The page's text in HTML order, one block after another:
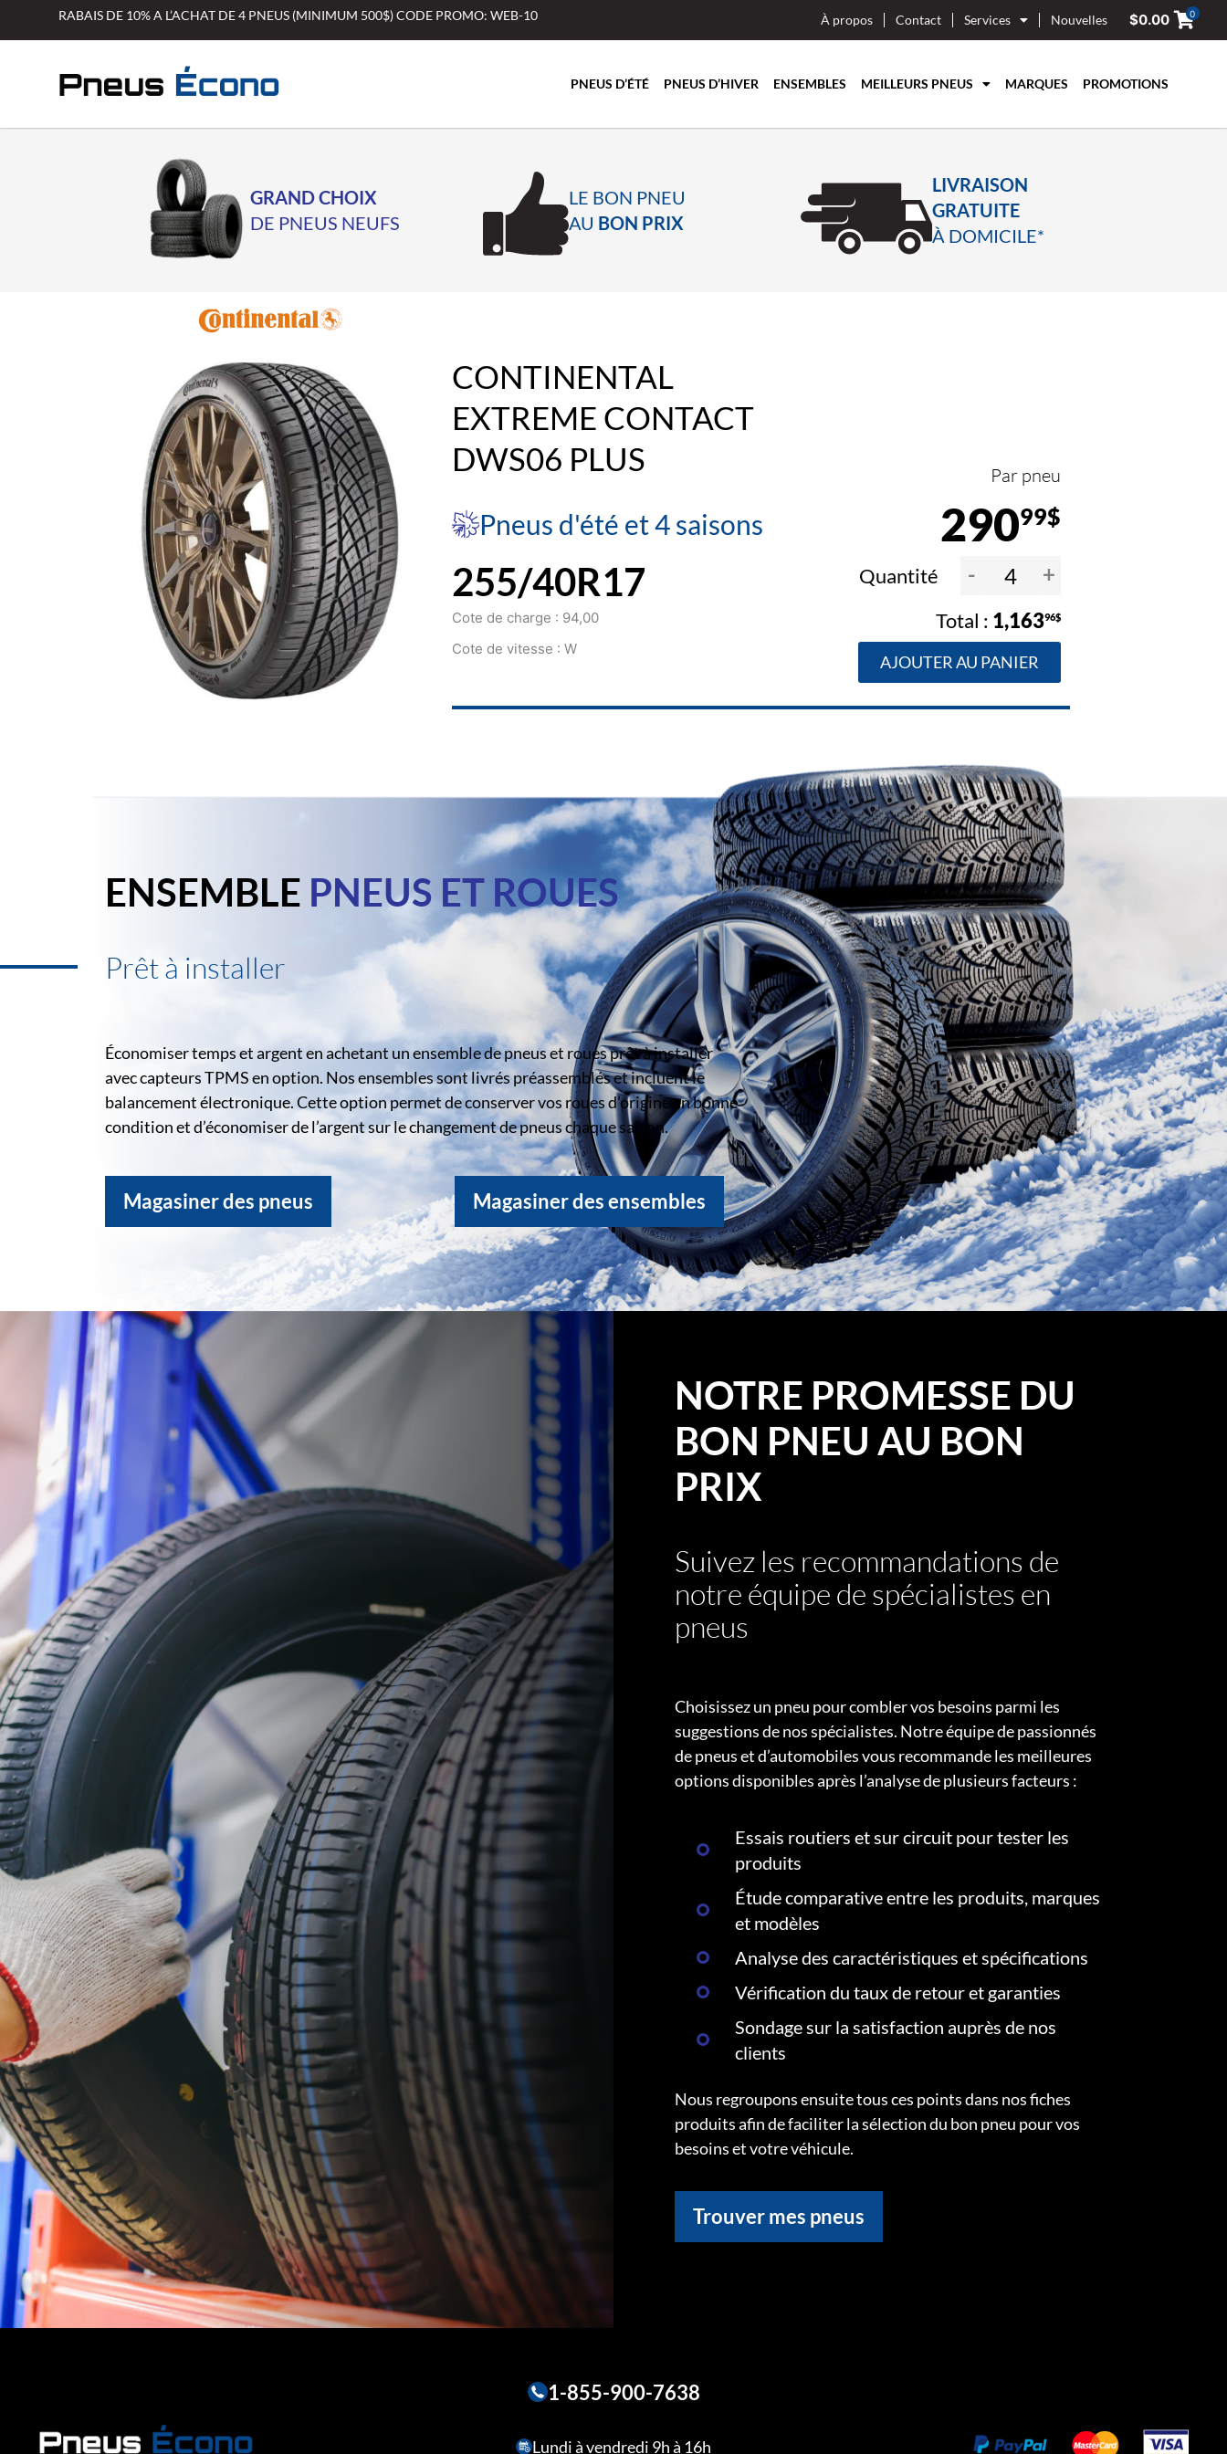
RABAIS DE 10% A L’ACHAT DE 4 PNEUS (MINIMUM 500$) CODE PROMO: WEB-10 À propos Contact Services Nouvelles $0.00 0
PNEUS D’ÉTÉ PNEUS D’HIVER ENSEMBLES MEILLEURS PNEUS MARQUES PROMOTIONS
GRAND CHOIX
DE PNEUS NEUFS
LE BON PNEU
AU BON PRIX
LIVRAISON
GRATUITE
À DOMICILE*
CONTINENTAL
EXTREME CONTACT
DWS06 PLUS
Pneus d'été et 4 saisons
Par pneu
29099$
255/40R17
Cote de charge : 94,00
Cote de vitesse : W
Quantité - +
1,16396$
AJOUTER AU PANIER
ENSEMBLE PNEUS ET ROUES
Prêt à installer
Économiser temps et argent en achetant un ensemble de pneus et roues prêt à installer
avec capteurs TPMS en option. Nos ensembles sont livrés préassemblés et incluent le
balancement électronique. Cette option permet de conserver vos roues d’origine en bonne
condition et d’économiser de l’argent sur le changement de pneus chaque saison.
Magasiner des pneus Magasiner des ensembles
NOTRE PROMESSE DU
BON PNEU AU BON
PRIX
Suivez les recommandations de
notre équipe de spécialistes en
pneus
Choisissez un pneu pour combler vos besoins parmi les
suggestions de nos spécialistes. Notre équipe de passionnés
de pneus et d’automobiles vous recommande les meilleures
options disponibles après l’analyse de plusieurs facteurs :
Essais routiers et sur circuit pour tester les
produits
Étude comparative entre les produits, marques
et modèles
Analyse des caractéristiques et spécifications
Vérification du taux de retour et garanties
Sondage sur la satisfaction auprès de nos
clients
Nous regroupons ensuite tous ces points dans nos fiches
produits afin de faciliter la sélection du bon pneu pour vos
besoins et votre véhicule.
Trouver mes pneus
1-855-900-7638
Lundi à vendredi 9h à 16h